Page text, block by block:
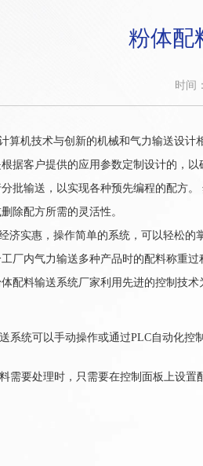
粉体配
时间
机技术与创新的机械和气力输送设计
据客户提供的应用参数定制设计的，
批输送，以实现各种预先编程的配方
除配方所需的灵活性。
实惠，操作简单的系统，可以轻松的
厂内气力输送多种产品时的配料称重
配料输送系统厂家利用先进的控制技
系统可以手动操作或通过PLC自动化
需要处理时，只需要在控制面板上设置